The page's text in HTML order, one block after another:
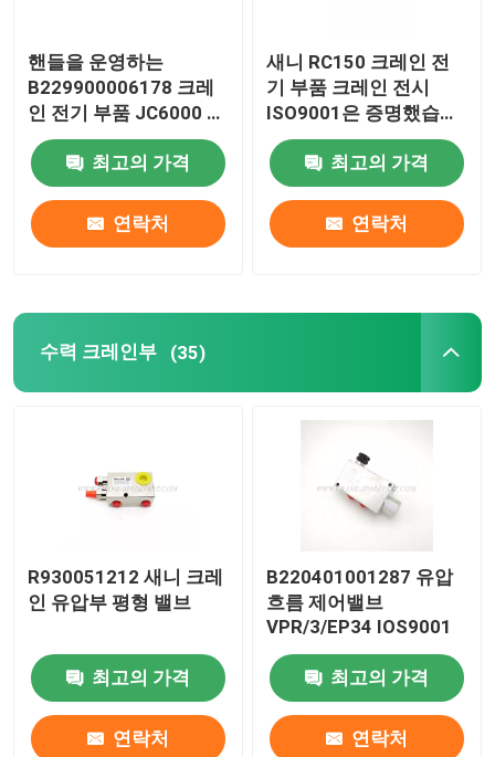
핸들을 운영하는
B229900006178 크레
인 전기 부품 JC6000 새
니 크레인부
최고의 가격
연락처
새니 RC150 크레인 전
기 부품 크레인 전시
ISO9001은 증명했습니
다
최고의 가격
연락처
수력 크레인부 (35)
R930051212 새니 크레
인 유압부 평형 밸브
최고의 가격
연락처
B220401001287 유압
흐름 제어밸브
VPR/3/EP34 IOS9001
최고의 가격
연락처